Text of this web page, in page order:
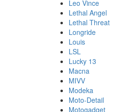
Leo Vince
Lethal Angel
Lethal Threat
Longride
Louis
LSL
Lucky 13
Macna
MIVV
Modeka
Moto-Detail
Motogadget